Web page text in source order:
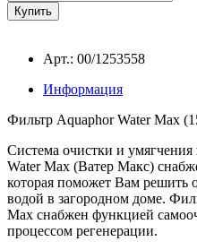
Арт.: 00/1253558
Информация
Фильтр Aquaphor Water Мах
Система очистки и
Water Max (Ватер Макс)
которая поможет Вам решить
водой в загородном доме.
Max снабжен функцией
процессом регенерации.